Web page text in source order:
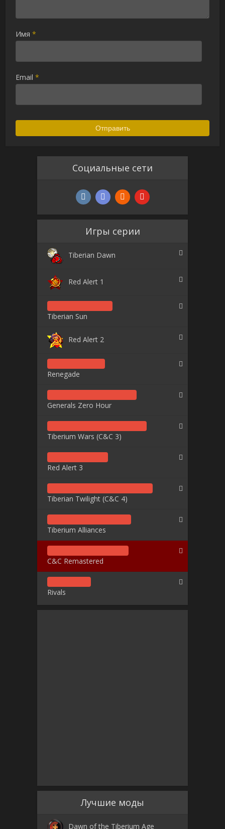
Имя*
Email*
Социальные сети
Игры серии
Tiberian Dawn
Red Alert 1
Tiberian Sun
Red Alert 2
Renegade
Generals Zero Hour
Tiberium Wars (C&C 3)
Red Alert 3
Tiberian Twilight (C&C 4)
Tiberium Alliances
C&C Remastered
Rivals
Лучшие моды
Dawn of the Tiberium Age